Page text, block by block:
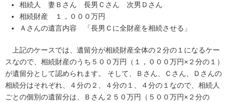
相続人 妻Ｂさん 長男Ｃさん 次男Ｄさん
相続財産 １，０００万円
Ａさんの遺言内容 「長男Ｃに全財産を相続させる」
上記のケースでは、遺留分が相続財産全体の２分の１になるケー
スなので、相続財産のうち５００万円（１，０００万円×２分の１）
が遺留分として認められます。 そして、Ｂさん、Ｃさん、Ｄさんの
相続分はそれぞれ、４分の２、４分の１、４分の１なので、相続人
ごとの個別の遺留分は、Ｂさん２５０万円（５００万円×２分の